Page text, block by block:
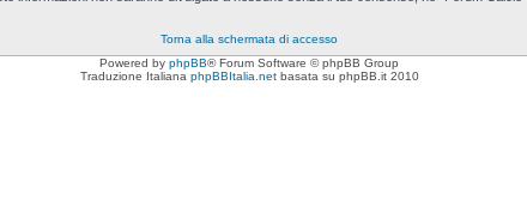
Torna alla schermata di accesso
Powered by phpBB® Forum Software © phpBB Group
Traduzione Italiana phpBBItalia.netbasata su phpBB.it 2010